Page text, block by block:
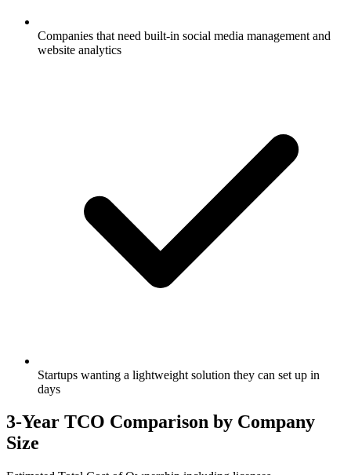
Companies that need built-in social media management and
website analytics
Startups wanting a lightweight solution they can set up in
days
3-Year TCO Comparison by Company
Size